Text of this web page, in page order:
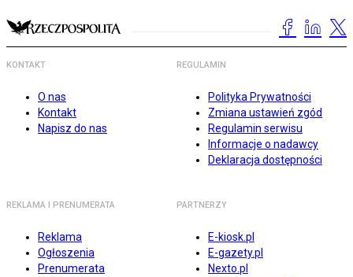
KONTAKT
O nas
Kontakt
Napisz do nas
REGULAMIN
Polityka Prywatności
Zmiana ustawień zgód
Regulamin serwisu
Informacje o nadawcy
Deklaracja dostępności
REKLAMA I PRENUMERATA
Reklama
Ogłoszenia
Prenumerata
PARTNERZY
E-kiosk.pl
E-gazety.pl
Nexto.pl